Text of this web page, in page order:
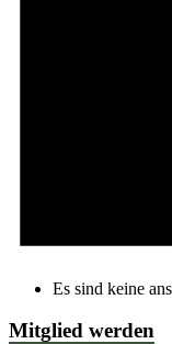
Es sind keine
Mitglied werden